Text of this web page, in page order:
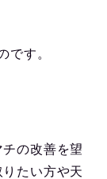
です。
の改善を望
たい方や天